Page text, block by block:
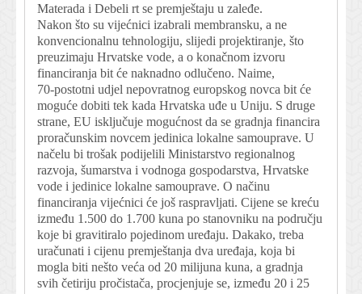
Materada i Debeli rt se premještaju u zaleđe.
Nakon što su vijećnici izabrali membransku, a ne
konvencionalnu tehnologiju, slijedi projektiranje, što
preuzimaju Hrvatske vode, a o konačnom izvoru
financiranja bit će naknadno odlučeno. Naime,
70- postotni udjel nepovratnog europskog novca bit će
moguće dobiti tek kada Hrvatska uđe u Uniju. S druge
strane, EU isključuje mogućnost da se gradnja financira
proračunskim novcem jedinica lokalne samouprave. U
načelu bi trošak podijelili Ministarstvo regionalnog
razvoja, šumarstva i vodnoga gospodarstva, Hrvatske
vode i jedinice lokalne samouprave. O načinu
financiranja vijećnici će još raspravljati. Cijene se kreću
između 1.500 do 1.700 kuna po stanovniku na području
koje bi gravitiralo pojedinom uređaju. Dakako, treba
uračunati i cijenu premještanja dva uređaja, koja bi
mogla biti nešto veća od 20 milijuna kuna, a gradnja
svih četiriju pročistača, procjenjuje se, između 20 i 25